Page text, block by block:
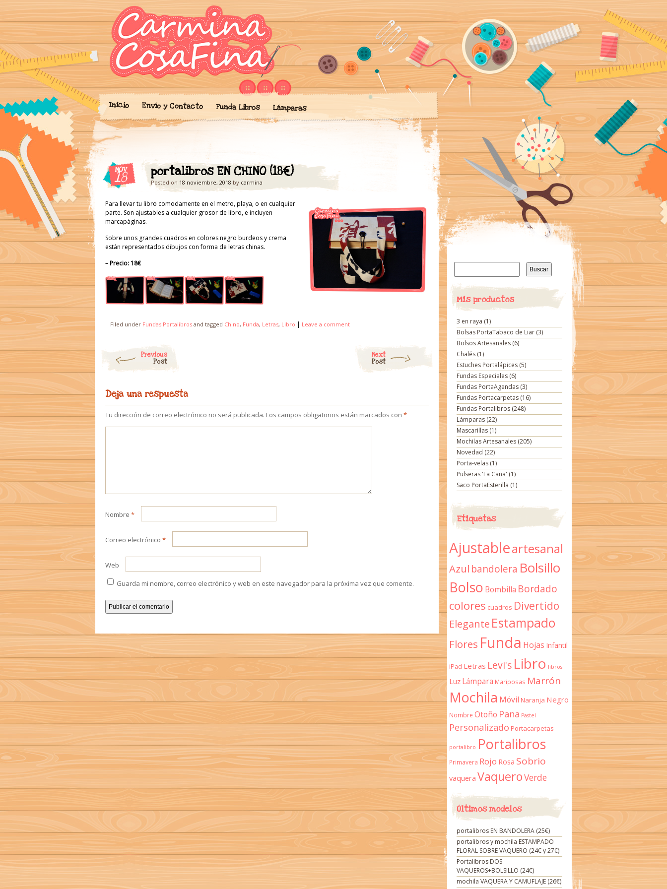
'Cosicas' de Artesanía
Blog donde expongo mis creaciones de artesanía, fundas
portalibros, mochilas, lámparas… todo hecho a mano y con mucho
cariño.
Inicio Envío y Contacto Funda Libros Lámparas
NOV
18 portalibros EN CHINO (18€)
Posted on 18 noviembre, 2018 by carmina
Para llevar tu libro comodamente en el metro, playa, o en cualquier
parte. Son ajustables a cualquier grosor de libro, e incluyen
marcapàginas.
Sobre unos grandes cuadros en colores negro burdeos y crema
están representados dibujos con forma de letras chinas.
– Precio: 18€
Filed under Fundas Portalibros and tagged Chino, Funda, Letras, Libro | Leave a comment
Previous
Post
Next
Post
Deja una respuesta
Tu dirección de correo electrónico no será publicada. Los campos obligatorios están marcados con *
Nombre *
Correo electrónico *
Web
Guarda mi nombre, correo electrónico y web en este navegador para la próxima vez que comente.
Buscar:
Mis productos
3 en raya (1)
Bolsas PortaTabaco de Liar(3)
Bolsos Artesanales(6)
Chalés(1)
Estuches Portalápices(5)
Fundas Especiales(6)
Fundas PortaAgendas(3)
Fundas Portacarpetas(16)
Fundas Portalibros(248)
Lámparas(22)
Mascarillas(1)
Mochilas Artesanales(205)
Novedad (22)
Porta-velas(1)
Pulseras 'La Caña' (1)
Saco PortaEsterilla (1)
Etiquetas
Ajustableartesanal
Azul bandolera Bolsillo
Bolso Bombilla Bordado
colores cuadros Divertido
Elegante Estampado
Flores Funda Hojas Infantil
iPad Letras Levi's Libro libros
Luz Lámpara Mariposas Marrón
Mochila Móvil Naranja Negro
Nombre Otoño Pana Pastel
Personalizado Portacarpetas
portalibro Portalibros
Primavera Rojo Rosa Sobrio
vaquera VaqueroVerde
Últimos modelos
portalibros EN BANDOLERA (25€)
portalibros y mochila ESTAMPADO
FLORAL SOBRE VAQUERO (24€ y 27€)
Portalibros DOS
VAQUEROS+BOLSILLO (24€)
mochila VAQUERA Y CAMUFLAJE (26€)